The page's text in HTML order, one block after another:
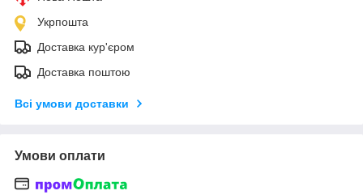
Укрпошта
Доставка кур'єром
Доставка поштою
Всі умови доставки
Умови оплати